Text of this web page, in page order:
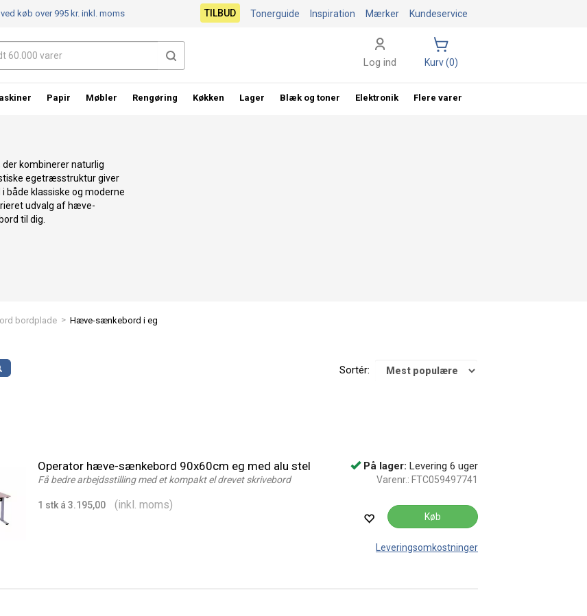
kombinerer naturlig
egetræsstruktur giver
både klassiske og moderne
udvalg af hæve-
til dig.
bordplade > Hæve-sænkebord i eg
Sortér:
Operator hæve-sænkebord 90x60cm eg med alu stel
Få bedre arbejdsstilling med et kompakt el drevet skrivebord
1 stk á 3.195,00 (inkl. moms)
På lager: Levering 6 uger
Varenr.: FTC059497741
Køb
Leveringsomkostninger
køb over 995 kr.inkl. moms Kundeservice
Mærker
Inspiration
Tonerguide
TILBUD
Log ind Kurv (0)
Papir Møbler Rengøring Køkken Lager Blæk og toner Elektronik Flere varer